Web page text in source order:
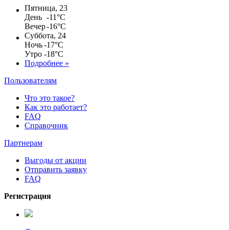
Пятница, 23
День -11°C
Вечер-16°C
Суббота, 24
Ночь-17°C
Утро -18°C
Подробнее »
Пользователям
Что это такое?
Как это работает?
FAQ
Справочник
Партнерам
Выгоды от акции
Отправить заявку
FAQ
Регистрация